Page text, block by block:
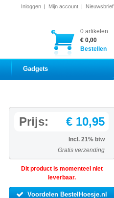
Inloggen | Mijn account | Nieuwsbrief
0 artikelen
€ 0,00
Bestellen
Gadgets
Prijs: € 10,95
Incl. 21% btw
Gratis verzending
Dit product is momenteel niet
leverbaar.
Voordelen BestelHoesje.nl